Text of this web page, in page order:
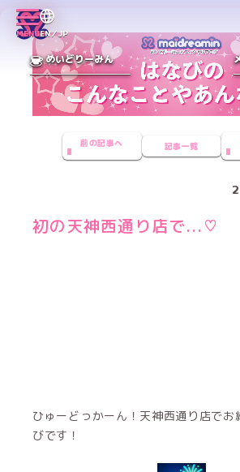
MENUEN／JP
めいどりーみん
前の記事へ 記事一覧
初の天神西通り店で...♡
ひゅーどっかーん！天神西通り店でお
びです！